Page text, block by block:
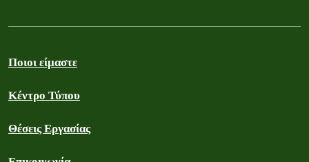
Ποιοι είμαστε
Κέντρο Τύπου
Θέσεις Εργασίας